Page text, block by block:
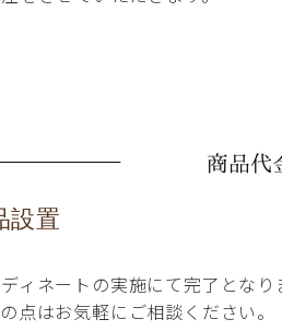
設置
ィネートの実施にて完了となり
点はお気軽にご相談ください。